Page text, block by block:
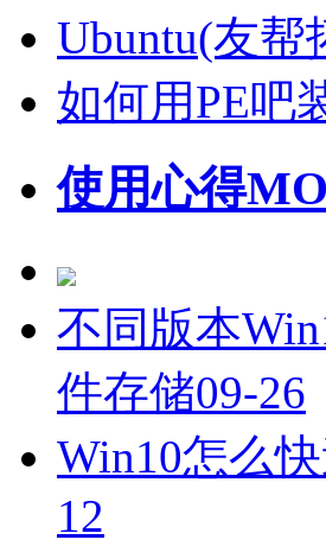
Ubuntu(友
如何用PE吧
使用心得
不同版本
件存储09-26
Win10怎么
12